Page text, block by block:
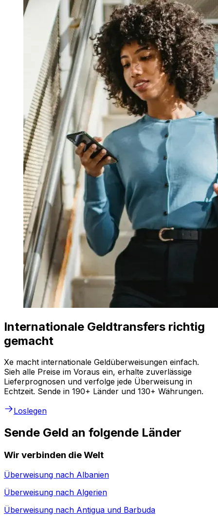
Internationale Geldtransfers richtig
gemacht
Xe macht internationale Geldüberweisungen einfach.
Sieh alle Preise im Voraus ein, erhalte zuverlässige
Lieferprognosen und verfolge jede Überweisung in
Echtzeit. Sende in 190+ Länder und 130+ Währungen.
Loslegen
Sende Geld an folgende Länder
Wir verbinden die Welt
Überweisung nach Albanien
Überweisung nach Algerien
Überweisung nach Antigua und Barbuda